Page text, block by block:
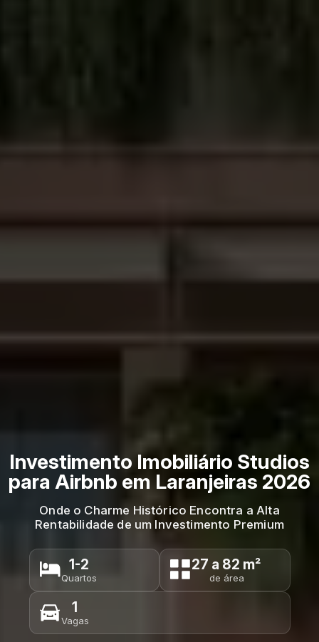
Investimento Imobiliário Studios
para Airbnb em Laranjeiras 2026
Onde o Charme Histórico Encontra a Alta
Rentabilidade de um Investimento Premium
1-2
Quartos
27 a 82 m²
de área
1
Vagas